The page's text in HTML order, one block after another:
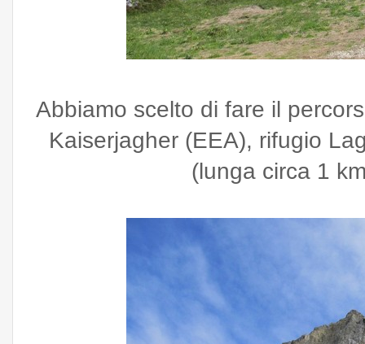
Abbiamo scelto di fare il
Kaiserjagher (EEA), rifugio
(lunga circa 1